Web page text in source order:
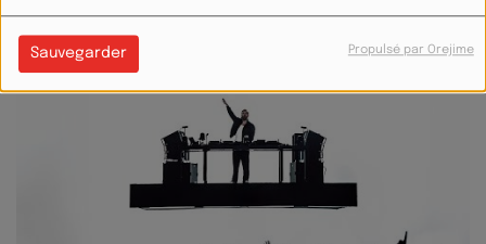
Sauvegarder Propulsé par Orejime